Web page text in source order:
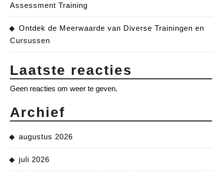
Assessment Training
Ontdek de Meerwaarde van Diverse Trainingen en
Cursussen
Laatste reacties
Geen reacties om weer te geven.
Archief
augustus 2026
juli 2026